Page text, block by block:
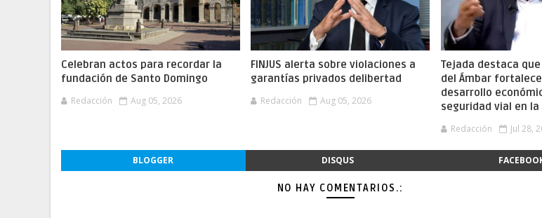
Celebran actos para recordar la
fundación de Santo Domingo
Redacción Aug 05, 2026
FINJUS alerta sobre violaciones a
garantías privados delibertad
Redacción Aug 05, 2026
Tejada destaca
del Ámbar
desarrollo
seguridad vial en
Redacción Jul 28,
BLOGGER DISQUS
NO HAY COMENTARIOS.: